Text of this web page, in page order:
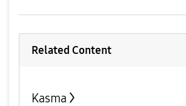
Related Content
Kasma